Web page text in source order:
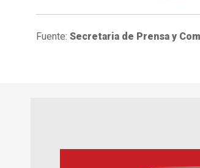
Fuente: Secretaria de Prensa y